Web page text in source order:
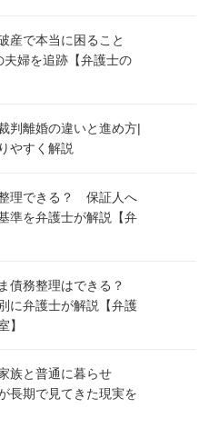
産で本当に困ること
夫婦を追跡【弁護士の
判離婚の違いと進め方|
やすく解説
理できる？ 保証人へ
準を弁護士が解説【弁
債務整理はできる？
に弁護士が解説【弁護
】
族と普通に暮らせ
長期で見てきた現実を